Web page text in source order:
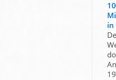
in